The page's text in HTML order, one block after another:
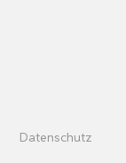
Datenschutz